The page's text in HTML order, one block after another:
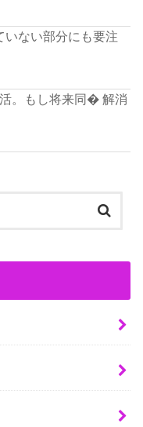
いない部分にも要注
。もし将来同� 解消